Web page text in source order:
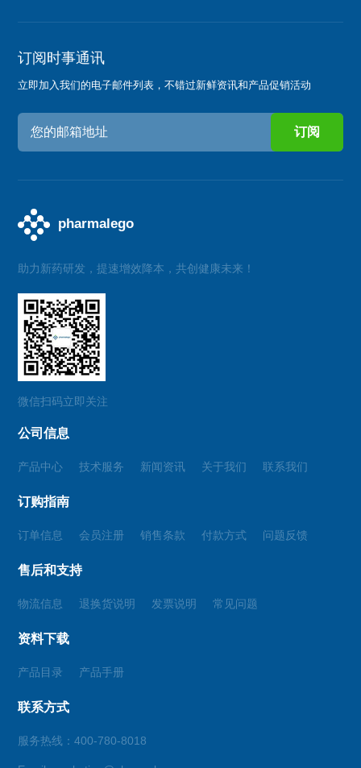
订阅时事通讯
立即加入我们的电子邮件列表，不错过新鲜资讯和产品促销活动
助力新药研发，提速增效降本，共创健康未来！
微信扫码立即关注
公司信息
产品中心 技术服务 新闻资讯 关于我们 联系我们
订购指南
订单信息 会员注册 销售条款 付款方式 问题反馈
售后和支持
物流信息 退换货说明 发票说明 常见问题
资料下载
产品目录 产品手册
联系方式
服务热线：400-780-8018